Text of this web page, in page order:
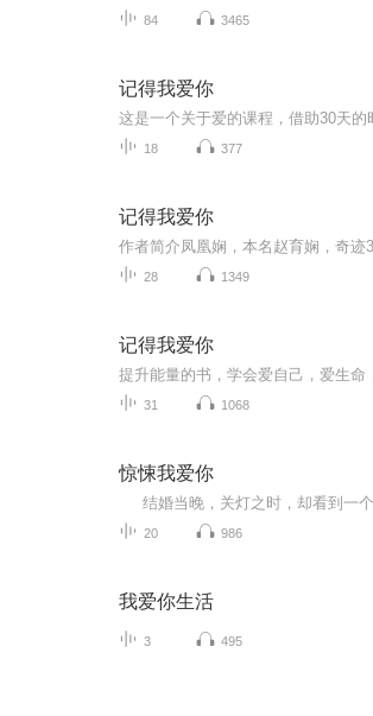
84 3465
记得我爱你
18 377
记得我爱你
28 1349
记得我爱你
提升能量的书，学会爱自己，爱生命
31 1068
惊悚我爱你
20 986
我爱你生活
3 495